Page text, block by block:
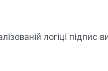
логіці підпис